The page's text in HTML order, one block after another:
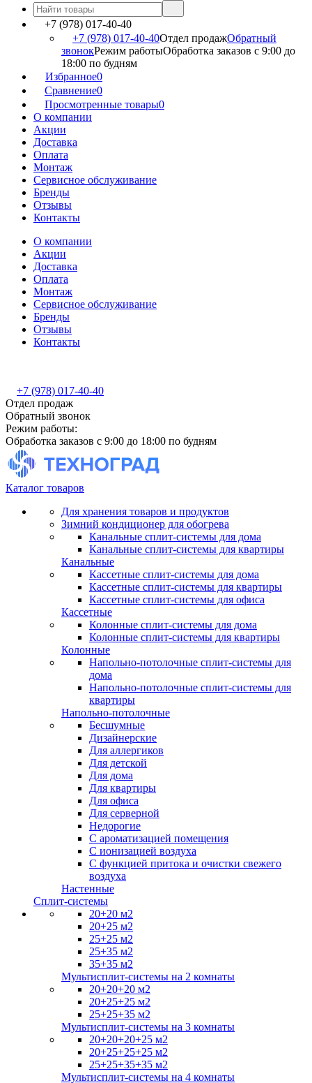
+7 (978) 017-40-40
+7 (978) 017-40-40Отдел продажОбратный
звонокРежим работыОбработка заказов с 9:00 до
18:00 по будням
Избранное0
Сравнение0
Просмотренные товары0
О компании
Акции
Доставка
Оплата
Монтаж
Сервисное обслуживание
Бренды
Отзывы
Контакты
О компании
Акции
Доставка
Оплата
Монтаж
Сервисное обслуживание
Бренды
Отзывы
Контакты
+7 (978) 017-40-40
Отдел продаж
Обратный звонок
Режим работы:
Обработка заказов с 9:00 до 18:00 по будням
Каталог товаров
Для хранения товаров и продуктов
Зимний кондиционер для обогрева
Канальные сплит-системы для дома
Канальные сплит-системы для квартиры
Канальные
Кассетные сплит-системы для дома
Кассетные сплит-системы для квартиры
Кассетные сплит-системы для офиса
Кассетные
Колонные сплит-системы для дома
Колонные сплит-системы для квартиры
Колонные
Напольно-потолочные сплит-системы для
дома
Напольно-потолочные сплит-системы для
квартиры
Напольно-потолочные
Бесшумные
Дизайнерские
Для аллергиков
Для детской
Для дома
Для квартиры
Для офиса
Для серверной
Недорогие
С ароматизацией помещения
С ионизацией воздуха
С функцией притока и очистки свежего
воздуха
Настенные
Сплит-системы
20+20 м2
20+25 м2
25+25 м2
25+35 м2
35+35 м2
Мультисплит-системы на 2 комнаты
20+20+20 м2
20+25+25 м2
25+25+35 м2
Мультисплит-системы на 3 комнаты
20+20+20+25 м2
20+25+25+25 м2
25+25+35+35 м2
Мультисплит-системы на 4 комнаты